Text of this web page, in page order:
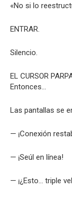
«No si lo
ENTRAR.
Silencio.
EL CURSOR
Entonces…
Las pantallas se
— ¡Conexión
— ¡Seúl en línea!
— ¡¿Esto… triple